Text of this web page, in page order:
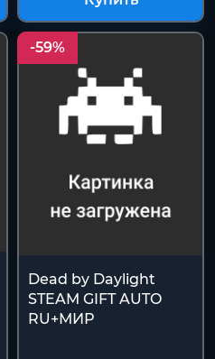
Купить
-59%
Dead by Daylight
STEAM GIFT AUTO